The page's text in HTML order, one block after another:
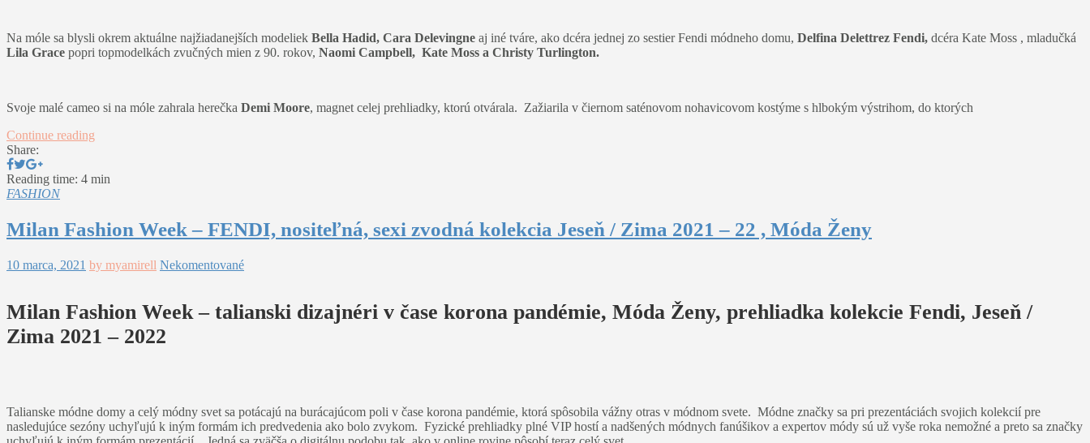
Na móle sa blysli okrem aktuálne najžiadanejších modeliek Bella Hadid, Cara Delevingne aj iné tváre, ako dcéra jednej zo sestier Fendi módneho domu, Delfina Delettrez Fendi, dcéra Kate Moss , mladučká
Lila Grace popri topmodelkách zvučných mien z 90. rokov, Naomi Campbell, Kate Moss a Christy Turlington.
Svoje malé cameo si na móle zahrala herečka Demi Moore, magnet celej prehliadky, ktorú otvárala. Zažiarila v čiernom saténovom nohavicovom kostýme s hlbokým výstrihom, do ktorých
Continue reading
Share:
Reading time: 4 min
FASHION
Milan Fashion Week – FENDI, nositeľná, sexi zvodná kolekcia Jeseň / Zima 2021 – 22 , Móda Ženy
10 marca, 2021 by myamirell Nekomentované
Milan Fashion Week – talianski dizajnéri v čase korona pandémie, Móda Ženy, prehliadka kolekcie Fendi, Jeseň /
Zima 2021 – 2022
Talianske módne domy a celý módny svet sa potácajú na burácajúcom poli v čase korona pandémie, ktorá spôsobila vážny otras v módnom svete. Módne značky sa pri prezentáciách svojich kolekcií pre
nasledujúce sezóny uchyľujú k iným formám ich predvedenia ako bolo zvykom. Fyzické prehliadky plné VIP hostí a nadšených módnych fanúšikov a expertov módy sú už vyše roka nemožné a preto sa značky